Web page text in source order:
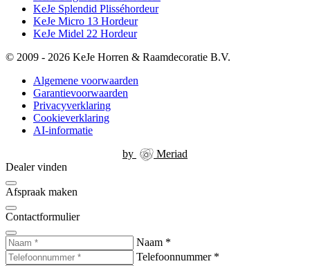
KeJe Splendid Plisséhordeur
KeJe Micro 13 Hordeur
KeJe Midel 22 Hordeur
© 2009 - 2026 KeJe Horren & Raamdecoratie B.V.
Algemene voorwaarden
Garantievoorwaarden
Privacyverklaring
Cookieverklaring
AI-informatie
by
Meriad
Dealer vinden
Afspraak maken
Contactformulier
Naam *
Telefoonnummer *